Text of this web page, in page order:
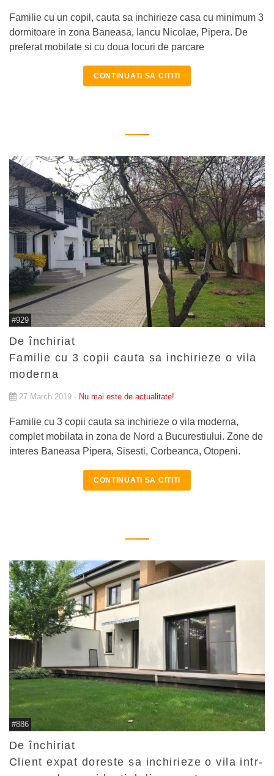
Familie cu un copil, cauta sa inchirieze casa cu minimum 3
dormitoare in zona Baneasa, Iancu Nicolae, Pipera. De
preferat mobilate si cu doua locuri de parcare
CONTINUATI SA CITITI
#929
De închiriat
Familie cu 3 copii cauta sa inchirieze o vila
moderna
27 March 2019 - Nu mai este de actualitate!
Familie cu 3 copii cauta sa inchirieze o vila moderna,
complet mobilata in zona de Nord a Bucurestiului. Zone de
interes Baneasa Pipera, Sisesti, Corbeanca, Otopeni.
CONTINUATI SA CITITI
#886
De închiriat
Client expat doreste sa inchirieze o vila intr-